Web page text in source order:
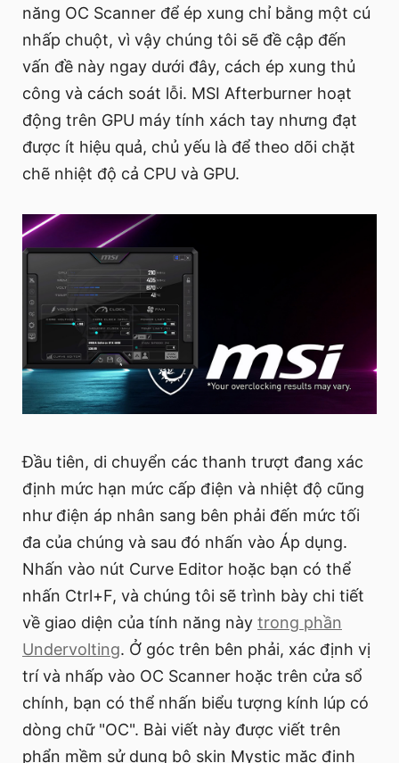
năng OC Scanner để ép xung chỉ bằng một cú
nhấp chuột, vì vậy chúng tôi sẽ đề cập đến
vấn đề này ngay dưới đây, cách ép xung thủ
công và cách soát lỗi. MSI Afterburner hoạt
động trên GPU máy tính xách tay nhưng đạt
được ít hiệu quả, chủ yếu là để theo dõi chặt
chẽ nhiệt độ cả CPU và GPU.
Đầu tiên, di chuyển các thanh trượt đang xác
định mức hạn mức cấp điện và nhiệt độ cũng
như điện áp nhân sang bên phải đến mức tối
đa của chúng và sau đó nhấn vào Áp dụng.
Nhấn vào nút Curve Editor hoặc bạn có thể
nhấn Ctrl+F, và chúng tôi sẽ trình bày chi tiết
về giao diện của tính năng này trong phần
Undervolting. Ở góc trên bên phải, xác định vị
trí và nhấp vào OC Scanner hoặc trên cửa sổ
chính, bạn có thể nhấn biểu tượng kính lúp có
dòng chữ "OC". Bài viết này được viết trên
phẩn mềm sử dụng bộ skin Mystic mặc định